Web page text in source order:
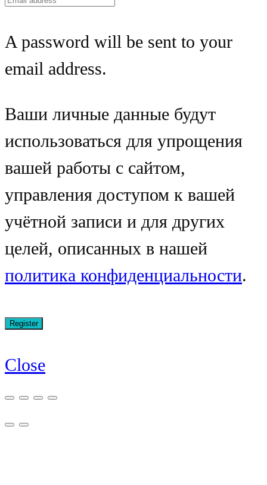
A password will be sent to your
email address.
Ваши личные данные будут
использоваться для упрощения
вашей работы с сайтом,
управления доступом к вашей
учётной записи и для других
целей, описанных в нашей
политика конфиденциальности.
Close